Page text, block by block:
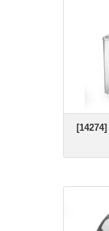
[14274]